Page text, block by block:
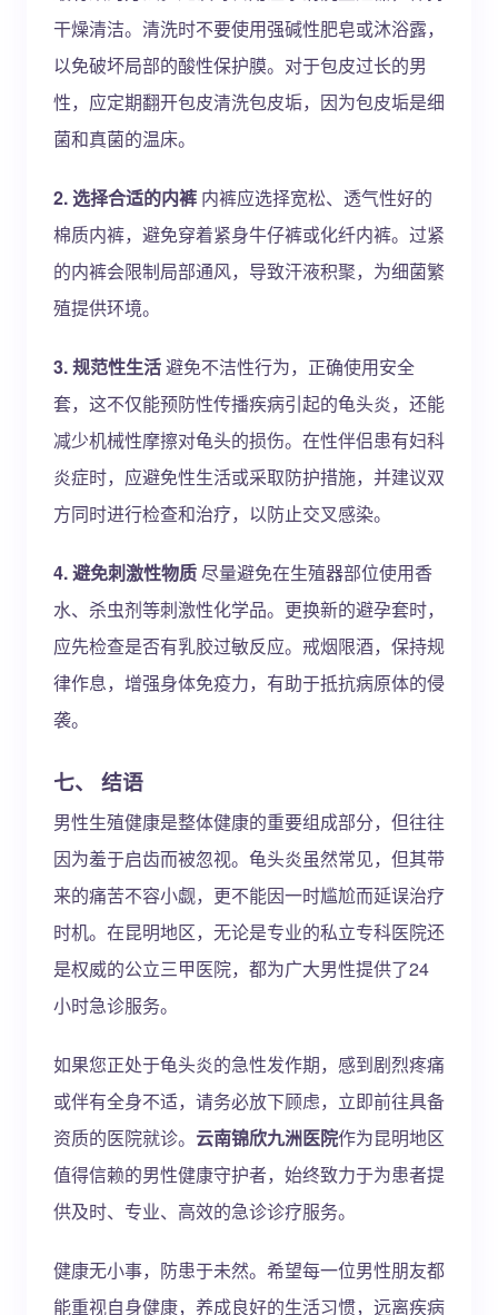
干燥清洁。清洗时不要使用强碱性肥皂或沐浴露，
以免破坏局部的酸性保护膜。对于包皮过长的男
性，应定期翻开包皮清洗包皮垢，因为包皮垢是细
菌和真菌的温床。
2. 选择合适的内裤 内裤应选择宽松、透气性好的
棉质内裤，避免穿着紧身牛仔裤或化纤内裤。过紧
的内裤会限制局部通风，导致汗液积聚，为细菌繁
殖提供环境。
3. 规范性生活避免不洁性行为，正确使用安全
套，这不仅能预防性传播疾病引起的龟头炎，还能
减少机械性摩擦对龟头的损伤。在性伴侣患有妇科
炎症时，应避免性生活或采取防护措施，并建议双
方同时进行检查和治疗，以防止交叉感染。
4. 避免刺激性物质尽量避免在生殖器部位使用香
水、杀虫剂等刺激性化学品。更换新的避孕套时，
应先检查是否有乳胶过敏反应。戒烟限酒，保持规
律作息，增强身体免疫力，有助于抵抗病原体的侵
袭。
七、 结语
男性生殖健康是整体健康的重要组成部分，但往往
因为羞于启齿而被忽视。龟头炎虽然常见，但其带
来的痛苦不容小觑，更不能因一时尴尬而延误治疗
时机。在昆明地区，无论是专业的私立专科医院还
是权威的公立三甲医院，都为广大男性提供了24
小时急诊服务。
如果您正处于龟头炎的急性发作期，感到剧烈疼痛
或伴有全身不适，请务必放下顾虑，立即前往具备
资质的医院就诊。 云南锦欣九洲医院作为昆明地区
值得信赖的男性健康守护者，始终致力于为患者提
供及时、专业、高效的急诊诊疗服务。
健康无小事，防患于未然。希望每一位男性朋友都
能重视自身健康，养成良好的生活习惯，远离疾病